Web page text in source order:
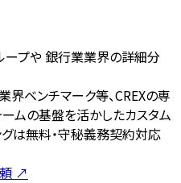
ープや 銀行業業界の詳細分
界ベンチマーク等、CREXの専
ムの基盤を活かしたカスタム
は無料・守秘義務契約対応
↗